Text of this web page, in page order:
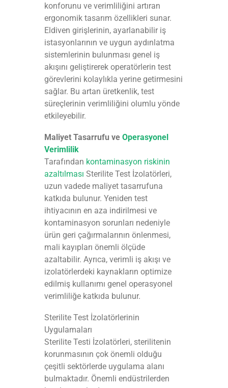
konforunu ve verimliliğini artıran
ergonomik tasarım özellikleri sunar.
Eldiven girişlerinin, ayarlanabilir iş
istasyonlarının ve uygun aydınlatma
sistemlerinin bulunması genel iş
akışını geliştirerek operatörlerin test
görevlerini kolaylıkla yerine getirmesini
sağlar. Bu artan üretkenlik, test
süreçlerinin verimliliğini olumlu yönde
etkileyebilir.
Maliyet Tasarrufu veOperasyonel
Verimlilik
Tarafından kontaminasyon riskinin
azaltılması Sterilite Test İzolatörleri,
uzun vadede maliyet tasarrufuna
katkıda bulunur. Yeniden test
ihtiyacının en aza indirilmesi ve
kontaminasyon sorunları nedeniyle
ürün geri çağırmalarının önlenmesi,
mali kayıpları önemli ölçüde
azaltabilir. Ayrıca, verimli iş akışı ve
izolatörlerdeki kaynakların optimize
edilmiş kullanımı genel operasyonel
verimliliğe katkıda bulunur.
Sterilite Test İzolatörlerinin
Uygulamaları
Sterilite Testi İzolatörleri, sterilitenin
korunmasının çok önemli olduğu
çeşitli sektörlerde uygulama alanı
bulmaktadır. Önemli endüstrilerden